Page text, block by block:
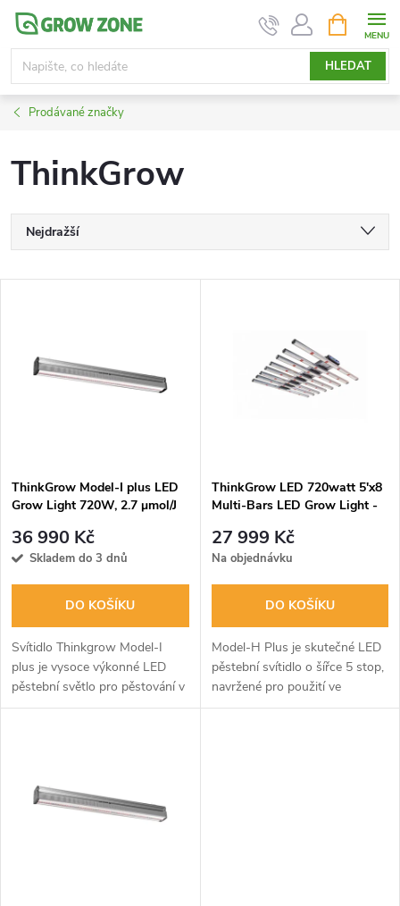
Přejít
obsah
HLEDAT
NÁKUPNÍ
KOŠÍK
Prodávané značky
ThinkGrow
Ř
a
p
r
o
d
u
Nejdražší
s
p
r
d
u
ThinkGrow Model-I plus LED
Grow Light 720W, 2.7 μmol/J
36 990 Kč
Skladem do 3 dnů
DO KOŠÍKU
Svítidlo Thinkgrow Model-I
plus je vysoce výkonné LED
pěstební světlo pro pěstování v
zahradnictví. Kompaktní
ThinkGrow LED 720watt 5'x8
Multi-Bars LED Grow Light -
27 999 Kč
Na objednávku
DO KOŠÍKU
Model-H Plus je skutečné LED
pěstební svítidlo o šířce 5 stop,
navržené pro použití ve
vnitřních pěstebních